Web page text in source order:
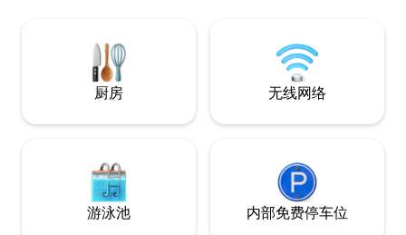
天风格。
厨房 无线网络
游泳池 内部免费停车位